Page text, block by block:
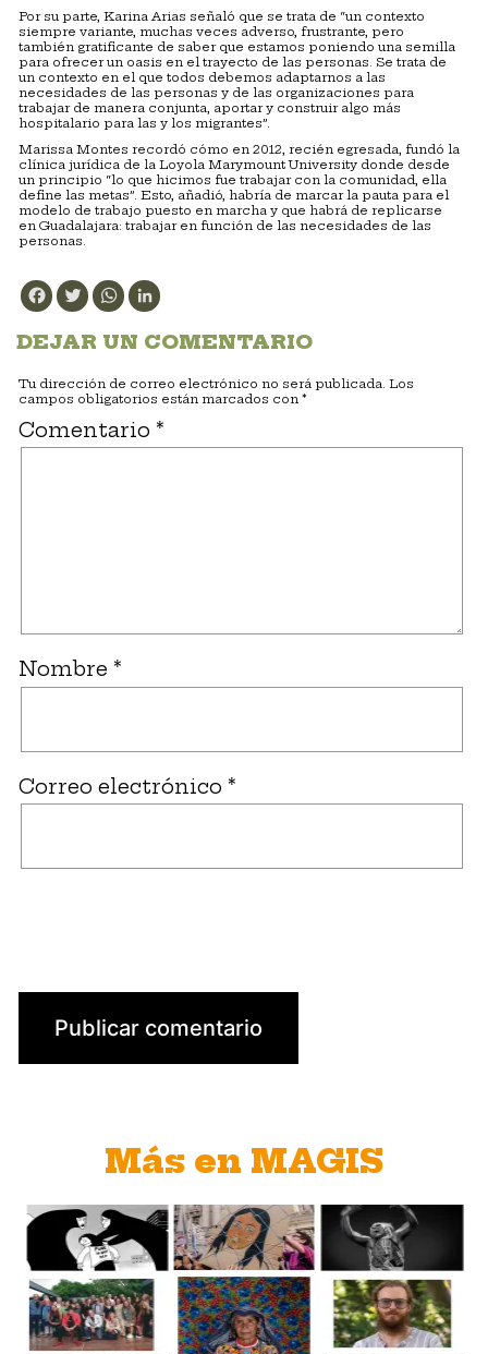
Por su parte, Karina Arias señaló que se trata de “un contexto
siempre variante, muchas veces adverso, frustrante, pero
también gratificante de saber que estamos poniendo una semilla
para ofrecer un oasis en el trayecto de las personas. Se trata de
un contexto en el que todos debemos adaptarnos a las
necesidades de las personas y de las organizaciones para
trabajar de manera conjunta, aportar y construir algo más
hospitalario para las y los migrantes”.
Marissa Montes recordó cómo en 2012, recién egresada, fundó la
clínica jurídica de la Loyola Marymount University donde desde
un principio “lo que hicimos fue trabajar con la comunidad, ella
define las metas”. Esto, añadió, habría de marcar la pauta para el
modelo de trabajo puesto en marcha y que habrá de replicarse
en Guadalajara: trabajar en función de las necesidades de las
personas.
Facebook
TwitterWhatsApp
DEJAR UN COMENTARIO
Tu dirección de correo electrónico no será publicada. Los
campos obligatorios están marcados con *
Comentario *
Nombre *
Correo electrónico *
Más en MAGIS